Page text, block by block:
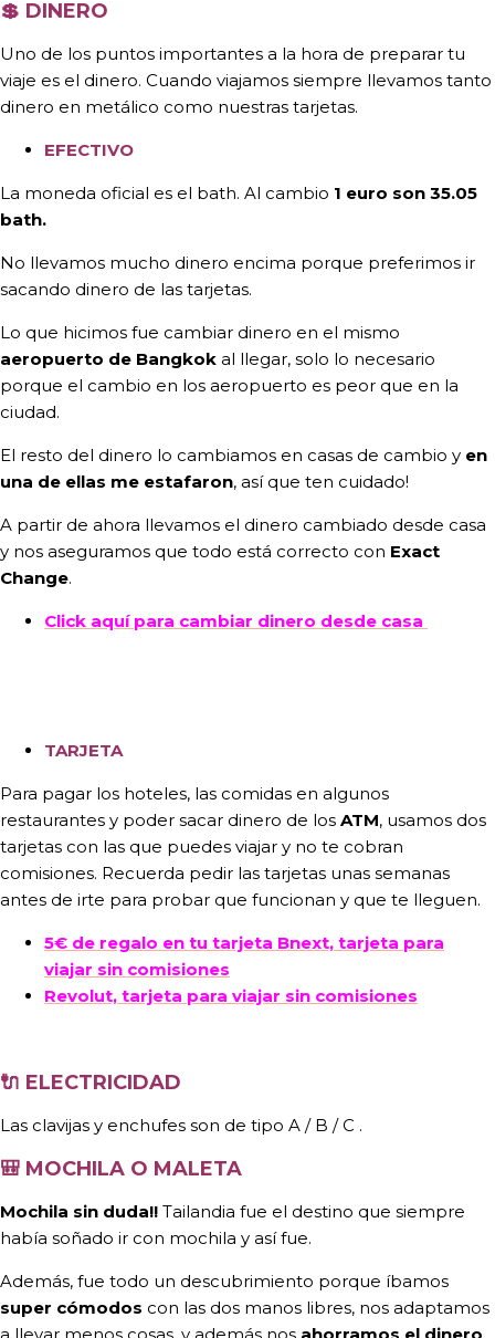
💲 DINERO
Uno de los puntos importantes a la hora de preparar tu
viaje es el dinero. Cuando viajamos siempre llevamos tanto
dinero en metálico como nuestras tarjetas.
EFECTIVO
La moneda oficial es el bath. Al cambio 1 euro son 35.05
bath.
No llevamos mucho dinero encima porque preferimos ir
sacando dinero de las tarjetas.
Lo que hicimos fue cambiar dinero en el mismo
aeropuerto de Bangkok al llegar, solo lo necesario
porque el cambio en los aeropuerto es peor que en la
ciudad.
El resto del dinero lo cambiamos en casas de cambio y en
una de ellas me estafaron, así que ten cuidado!
A partir de ahora llevamos el dinero cambiado desde casa
y nos aseguramos que todo está correcto con Exact
Change.
Click aquí para cambiar dinero desde casa
TARJETA
Para pagar los hoteles, las comidas en algunos
restaurantes y poder sacar dinero de los ATM, usamos dos
tarjetas con las que puedes viajar y no te cobran
comisiones. Recuerda pedir las tarjetas unas semanas
antes de irte para probar que funcionan y que te lleguen.
5€ de regalo en tu tarjeta Bnext, tarjeta para
viajar sin comisiones
Revolut, tarjeta para viajar sin comisiones
🔌 ELECTRICIDAD
Las clavijas y enchufes son de tipo A / B / C .
🎒 MOCHILA O MALETA
Mochila sin duda!! Tailandia fue el destino que siempre
había soñado ir con mochila y así fue.
Además, fue todo un descubrimiento porque íbamos
super cómodos con las dos manos libres, nos adaptamos